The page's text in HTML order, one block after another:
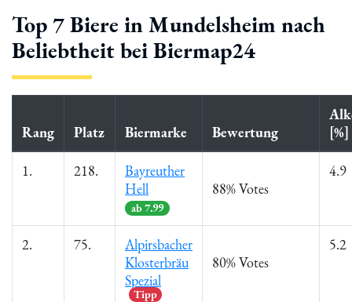
Top 7 Biere in Mundelsheim nach
Beliebtheit bei Biermap24
Rang Platz Biermarke Bewertung
[%]
1. 218.
Bayreuther
Hell
ab 7.99
88% Votes
4.9
2. 75.
Alpirsbacher
Klosterbräu
Spezial
Tipp
80% Votes
5.2